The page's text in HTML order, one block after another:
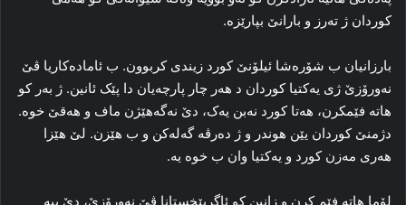
کوردان ژ ته‌رز و بارانێ بپارێزه‌.
بارزانیان ب شۆره‌شا ئیلۆنێ کورد زیندی کربوون. ب ئاماده‌کاریا ڤێ
نه‌ورۆزێ ژی یه‌کتیا کوردان د هه‌ر چار پارچەیان دا پێک ئانین. ژ به‌ر کو
هاته‌ فێمکرن، هه‌تا کورد نه‌بن یه‌ک، دێ نه‌گەهێژن ماف و هه‌قێ خوه‌.
دژمنێ کوردان یێن هوندر و ژ ده‌رڤه‌ گه‌له‌کن و ب هێزن. لێ هێزا
هه‌ری مه‌زن کورد و یه‌کتیا وان ب خوه‌ یه‌.
لۆما هاته‌ فێم کرن و زانین کو ئاگرپێخستانا ڤێ نه‌ورۆزێ، دێ ببه‌